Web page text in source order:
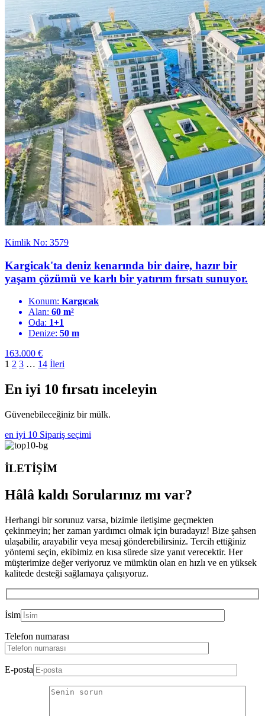
Kimlik No: 3579
Kargicak'ta deniz kenarında bir daire, hazır bir
yaşam çözümü ve karlı bir yatırım fırsatı sunuyor.
Konum: Kargıcak
Alan: 60 m²
Oda: 1+1
Denize: 50 m
163.000 €
1 2 3 … 14 İleri
En iyi 10 fırsatı inceleyin
Güvenebileceğiniz bir mülk.
en iyi 10 Sipariş seçimi
İLETİŞİM
Hâlâ kaldı Sorularınız mı var?
Herhangi bir sorunuz varsa, bizimle iletişime geçmekten
çekinmeyin; her zaman yardımcı olmak için buradayız! Bize şahsen
ulaşabilir, arayabilir veya mesaj gönderebilirsiniz. Tercih ettiğiniz
yöntemi seçin, ekibimiz en kısa sürede size yanıt verecektir. Her
müşterimize değer veriyoruz ve mümkün olan en hızlı ve en yüksek
kalitede desteği sağlamaya çalışıyoruz.
İsim
Telefon numarası
E-posta